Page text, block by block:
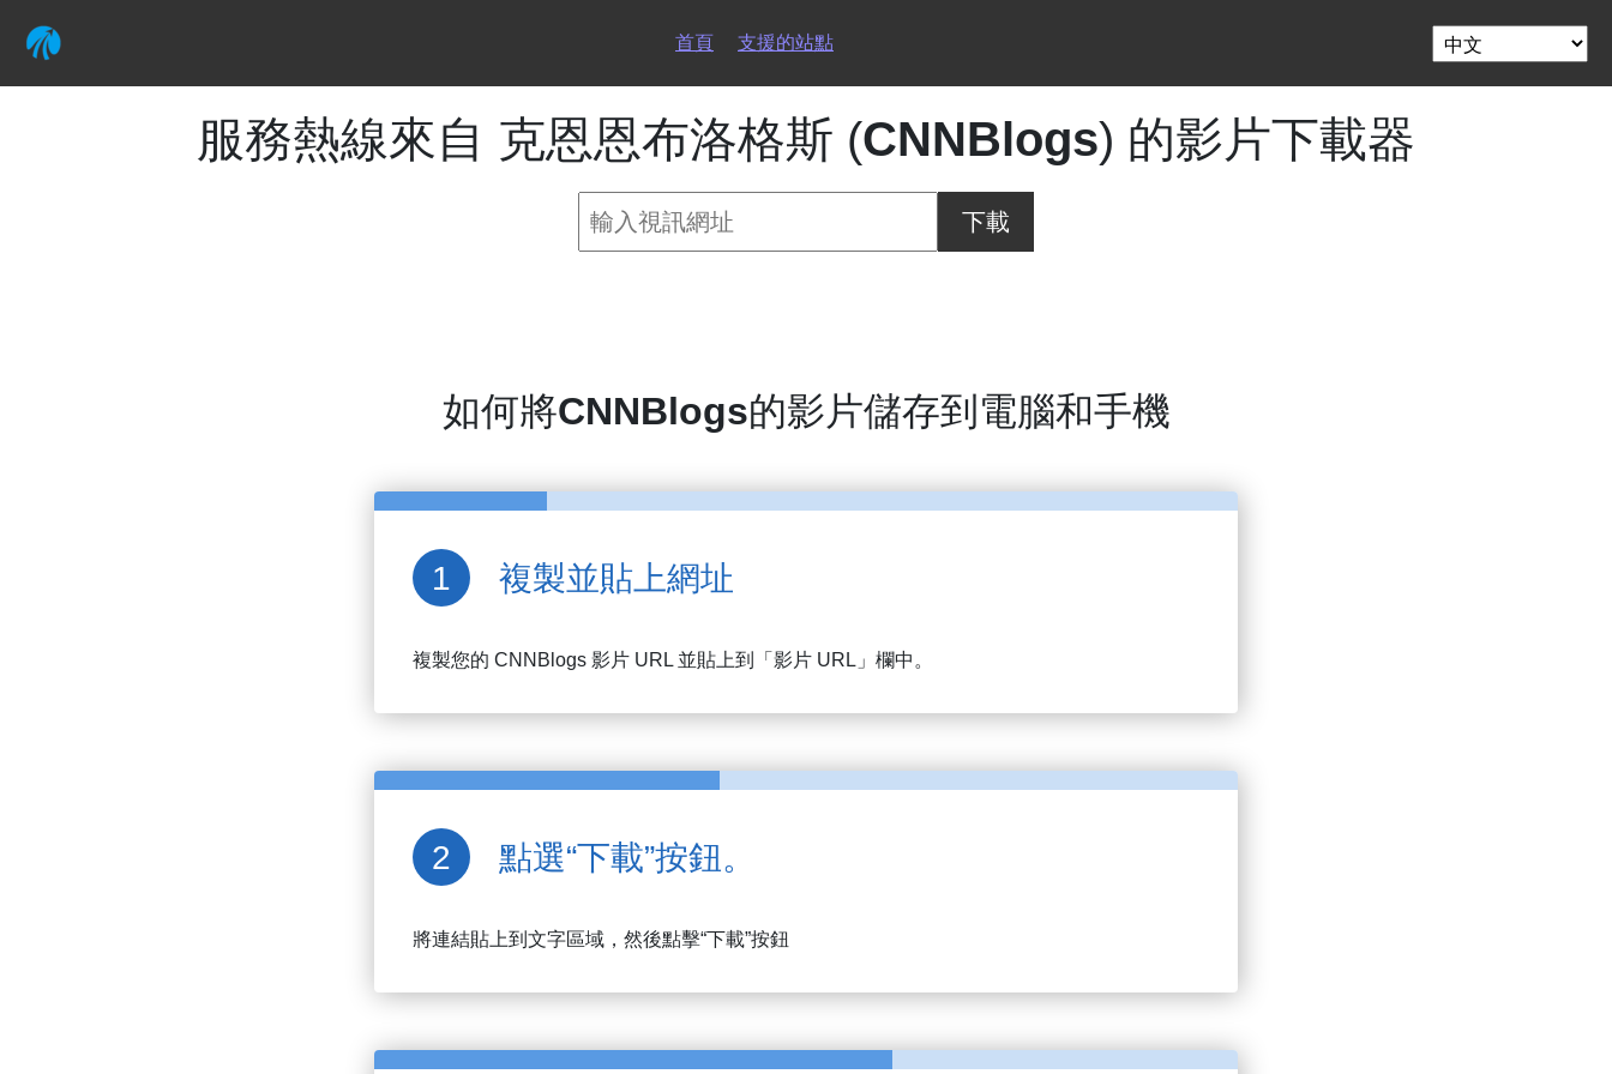
首頁 支援的站點
服務熱線來自 克恩恩布洛格斯 (CNNBlogs) 的影片下載器
下載
如何將CNNBlogs的影片儲存到電腦和手機
複製並貼上網址
複製您的 CNNBlogs 影片 URL 並貼上到「影片 URL」欄中。
點選“下載”按鈕。
將連結貼上到文字區域，然後點擊“下載”按鈕